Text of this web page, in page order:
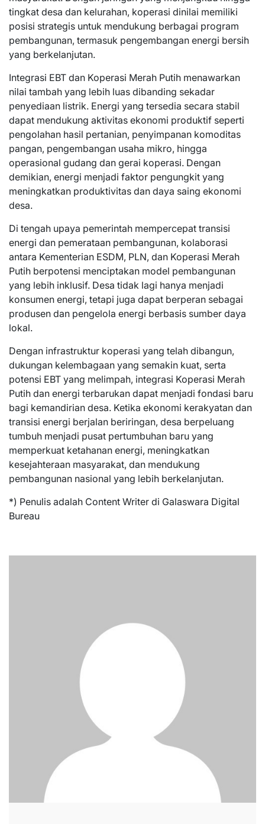
tingkat desa dan kelurahan, koperasi dinilai memiliki
posisi strategis untuk mendukung berbagai program
pembangunan, termasuk pengembangan energi bersih
yang berkelanjutan.
Integrasi EBT dan Koperasi Merah Putih menawarkan
nilai tambah yang lebih luas dibanding sekadar
penyediaan listrik. Energi yang tersedia secara stabil
dapat mendukung aktivitas ekonomi produktif seperti
pengolahan hasil pertanian, penyimpanan komoditas
pangan, pengembangan usaha mikro, hingga
operasional gudang dan gerai koperasi. Dengan
demikian, energi menjadi faktor pengungkit yang
meningkatkan produktivitas dan daya saing ekonomi
desa.
Di tengah upaya pemerintah mempercepat transisi
energi dan pemerataan pembangunan, kolaborasi
antara Kementerian ESDM, PLN, dan Koperasi Merah
Putih berpotensi menciptakan model pembangunan
yang lebih inklusif. Desa tidak lagi hanya menjadi
konsumen energi, tetapi juga dapat berperan sebagai
produsen dan pengelola energi berbasis sumber daya
lokal.
Dengan infrastruktur koperasi yang telah dibangun,
dukungan kelembagaan yang semakin kuat, serta
potensi EBT yang melimpah, integrasi Koperasi Merah
Putih dan energi terbarukan dapat menjadi fondasi baru
bagi kemandirian desa. Ketika ekonomi kerakyatan dan
transisi energi berjalan beriringan, desa berpeluang
tumbuh menjadi pusat pertumbuhan baru yang
memperkuat ketahanan energi, meningkatkan
kesejahteraan masyarakat, dan mendukung
pembangunan nasional yang lebih berkelanjutan.
*) Penulis adalah Content Writer di Galaswara Digital
Bureau